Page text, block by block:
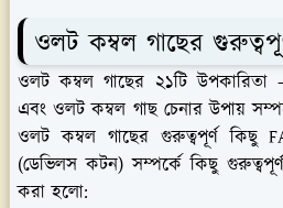
ওলট কম্বল গাছের
ওলট কম্বল গাছের ২১টি
এবং ওলট কম্বল গাছ চেনার উপায়
ওলট কম্বল গাছের গুরুত্বপূর্ণ কিছু
(ডেভিলস কটন) সম্পর্কে কিছু
করা হলো: